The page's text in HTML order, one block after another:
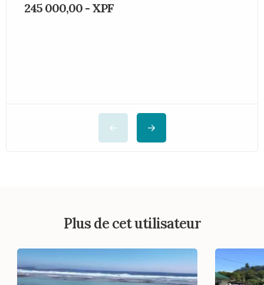
245 000,00 - XPF
Plus de cet utilisateur